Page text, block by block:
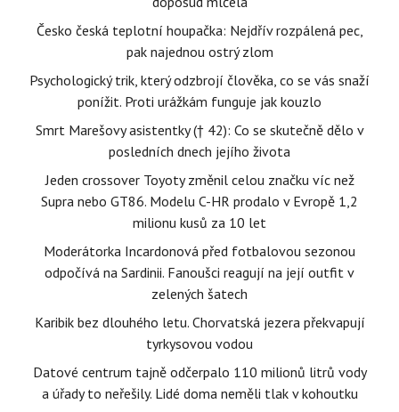
Česko česká teplotní houpačka: Nejdřív rozpálená pec,
pak najednou ostrý zlom
Psychologický trik, který odzbrojí člověka, co se vás snaží
ponížit. Proti urážkám funguje jak kouzlo
Smrt Marešovy asistentky († 42): Co se skutečně dělo v
posledních dnech jejího života
Jeden crossover Toyoty změnil celou značku víc než
Supra nebo GT86. Modelu C-HR prodalo v Evropě 1,2
milionu kusů za 10 let
Moderátorka Incardonová před fotbalovou sezonou
odpočívá na Sardinii. Fanoušci reagují na její outfit v
zelených šatech
Karibik bez dlouhého letu. Chorvatská jezera překvapují
tyrkysovou vodou
Datové centrum tajně odčerpalo 110 milionů litrů vody
a úřady to neřešily. Lidé doma neměli tlak v kohoutku